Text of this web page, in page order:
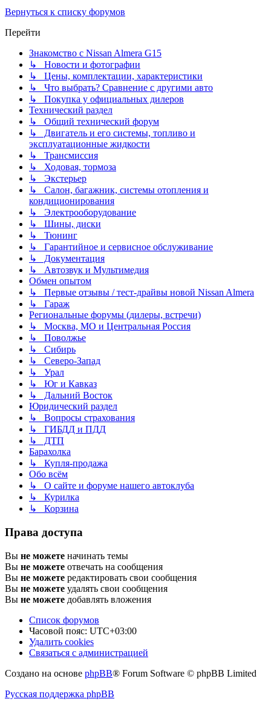
Вернуться к списку форумов
Перейти
Знакомство с Nissan Almera G15
↳ Новости и фотографии
↳ Цены, комплектации, характеристики
↳ Что выбрать? Сравнение с другими авто
↳ Покупка у официальных дилеров
Технический раздел
↳ Общий технический форум
↳ Двигатель и его системы, топливо и
эксплуатационные жидкости
↳ Трансмиссия
↳ Ходовая, тормоза
↳ Экстерьер
↳ Салон, багажник, системы отопления и
кондиционирования
↳ Электрооборудование
↳ Шины, диски
↳ Тюнинг
↳ Гарантийное и сервисное обслуживание
↳ Документация
↳ Автозвук и Мультимедия
Обмен опытом
↳ Первые отзывы / тест-драйвы новой Nissan Almera
↳ Гараж
Региональные форумы (дилеры, встречи)
↳ Москва, МО и Центральная Россия
↳ Поволжье
↳ Сибирь
↳ Северо-Запад
↳ Урал
↳ Юг и Кавказ
↳ Дальний Восток
Юридический раздел
↳ Вопросы страхования
↳ ГИБДД и ПДД
↳ ДТП
Барахолка
↳ Купля-продажа
Обо всём
↳ О сайте и форуме нашего автоклуба
↳ Курилка
↳ Корзина
Права доступа
Вы не можете начинать темы
Вы не можете отвечать на сообщения
Вы не можете редактировать свои сообщения
Вы не можете удалять свои сообщения
Вы не можете добавлять вложения
Список форумов
Часовой пояс: UTC+03:00
Удалить cookies
Связаться с администрацией
Создано на основе phpBB® Forum Software © phpBB Limited
Русская поддержка phpBB